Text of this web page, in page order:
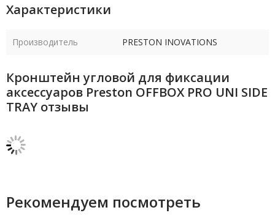
Характеристики
Производитель PRESTON INOVATIONS
Кронштейн угловой для фиксации
аксессуаров Preston OFFBOX PRO UNI SIDE
TRAY отзывы
Рекомендуем посмотреть